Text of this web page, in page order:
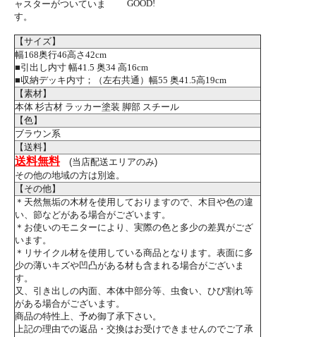
ャスターがついていま
す。
GOOD!
【サイズ】
幅168奥行46高さ42cm
■引出し内寸 幅41.5 奥34 高16cm
■収納デッキ内寸；（左右共通）幅55 奥41.5高19cm
【素材】
本体 杉古材 ラッカー塗装 脚部 スチール
【色】
ブラウン系
【送料】
送料無料(当店配送エリアのみ)
その他の地域の方は別途。
【その他】
＊天然無垢の木材を使用しておりますので、木目や色の違
い、節などがある場合がございます。
＊お使いのモニターにより、実際の色と多少の差異がござ
います。
＊リサイクル材を使用している商品となります。表面に多
少の薄いキズや凹凸がある材も含まれる場合がございま
す。
又、引き出しの内面、本体中部分等、虫食い、ひび割れ等
がある場合がございます。
商品の特性上、予め御了承下さい。
上記の理由での返品・交換はお受けできませんのでご了承